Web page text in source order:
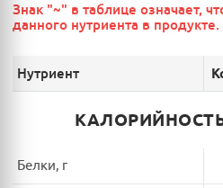
Знак "~" в таблице означает,
данного нутриента в продукте.
Нутриент
Белки, г